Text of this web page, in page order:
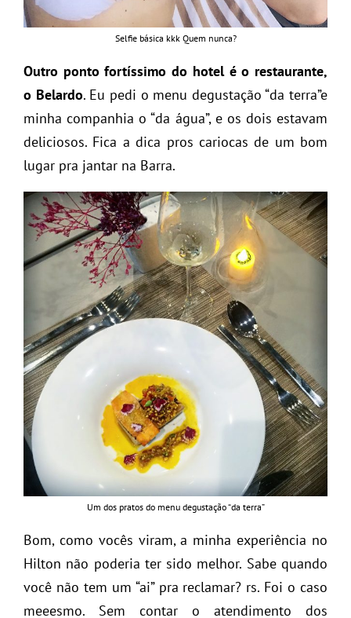
Selfie básica kkk Quem nunca?
Outro ponto fortíssimo do hotel é o restaurante,
o Belardo. Eu pedi o menu degustação “da terra”e
minha companhia o “da água”, e os dois estavam
deliciosos. Fica a dica pros cariocas de um bom
lugar pra jantar na Barra.
Um dos pratos do menu degustação “da terra”
Bom, como vocês viram, a minha experiência no
Hilton não poderia ter sido melhor. Sabe quando
você não tem um “ai” pra reclamar? rs. Foi o caso
meeesmo. Sem contar o atendimento dos